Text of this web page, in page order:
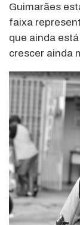
Guimarães
faixa
que ainda
crescer ainda